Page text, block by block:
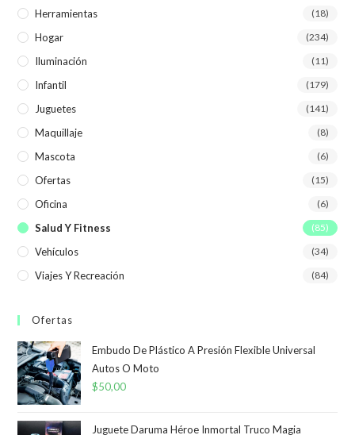
Herramientas (18)
Hogar (234)
Iluminación (11)
Infantil (179)
Juguetes (141)
Maquillaje (8)
Mascota (6)
Ofertas (15)
Oficina (6)
Salud Y Fitness (85)
Vehículos (34)
Viajes Y Recreación (84)
Ofertas
Embudo De Plástico A Presión Flexible Universal
Autos O Moto
$50,00
Juguete Daruma Héroe Inmortal Truco Magia